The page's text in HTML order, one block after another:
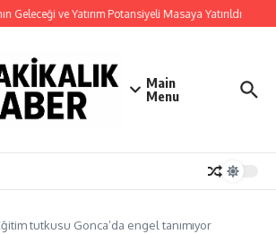
Geleceği ve Yatırım Potansiyeli Masaya Yatırıldı
Main
Menu
tutkusu Gonca’da engel tanımıyor